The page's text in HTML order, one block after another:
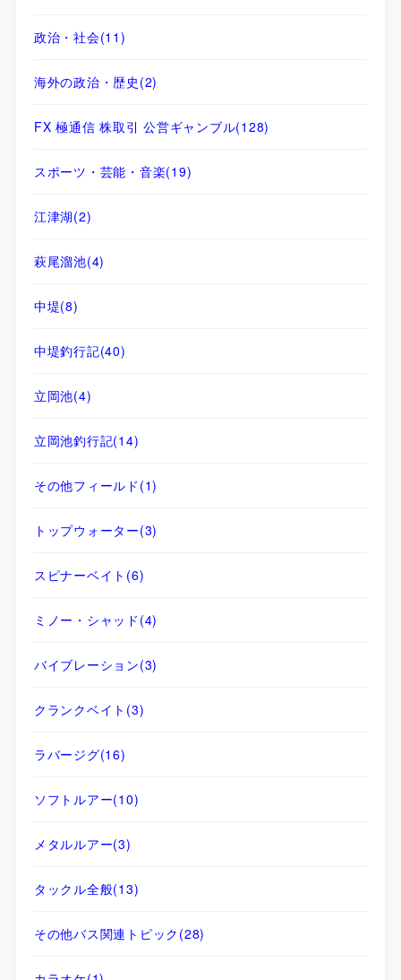
政治・社会(11)
海外の政治・歴史 (2)
FX 極通信 株取引 公営ギャンブル(128)
スポーツ・芸能・音楽(19)
江津湖(2)
萩尾溜池(4)
中堤(8)
中堤釣行記(40)
立岡池(4)
立岡池釣行記(14)
その他フィールド (1)
トップウォーター(3)
スピナーベイト (6)
ミノー・シャッド (4)
バイブレーション(3)
クランクベイト (3)
ラバージグ(16)
ソフトルアー(10)
メタルルアー(3)
タックル全般(13)
その他バス関連トピック (28)